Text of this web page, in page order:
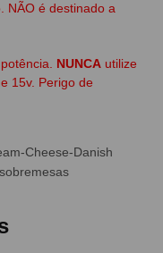
NÃO é destinado a
NUNCA utilize
15v. Perigo de
Cheese-Danish